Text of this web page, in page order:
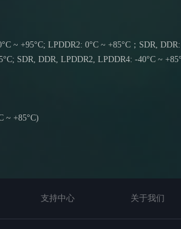
~ +95°C; LPDDR2: 0°C ~ +85°C；SDR,
SDR, DDR, LPDDR2, LPDDR4: -40°C ~
~ +85°C)
支持中心 关于我们